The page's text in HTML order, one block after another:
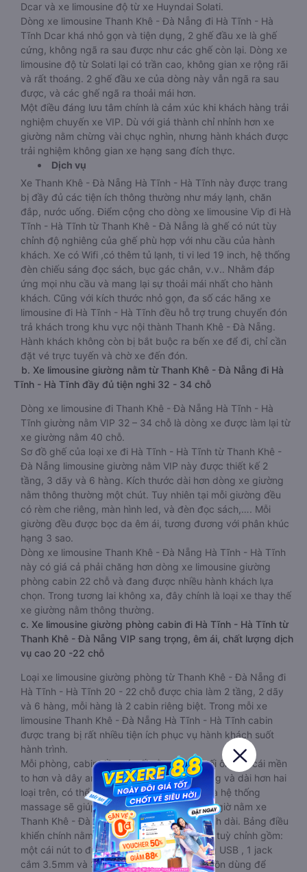
Dcar và xe limousine độ từ xe Huyndai Solati.
Dòng xe limousine Thanh Khê - Đà Nẵng đi Hà Tĩnh - Hà
Tĩnh Dcar khá nhỏ gọn và tiện dụng, 2 ghế đầu xe là ghế
cứng, không ngã ra sau được như các ghế còn lại. Dòng xe
limousine độ từ Solati lại có trần cao, không gian xe rộng rãi
và rất thoáng. 2 ghế đầu xe của dòng này vẫn ngã ra sau
được, và các ghế ngã ra thoải mái hơn.
Một điều đáng lưu tâm chính là cảm xúc khi khách hàng trải
nghiệm chuyến xe VIP. Dù với giá thành chỉ nhỉnh hơn xe
giường nằm chừng vài chục nghìn, nhưng hành khách được
trải nghiệm không gian xe hạng sang đích thực.
Dịch vụ
Xe Thanh Khê - Đà Nẵng Hà Tĩnh - Hà Tĩnh này được trang
bị đầy đủ các tiện ích thông thường như máy lạnh, chăn
đắp, nước uống. Điểm cộng cho dòng xe limousine Vip đi Hà
Tĩnh - Hà Tĩnh từ Thanh Khê - Đà Nẵng là ghế có nút tùy
chỉnh độ nghiêng của ghế phù hợp với nhu cầu của hành
khách. Xe có Wifi ,có thêm tủ lạnh, ti vi led 19 inch, hệ thống
đèn chiếu sáng đọc sách, bục gác chân, v.v.. Nhằm đáp
ứng mọi nhu cầu và mang lại sự thoải mái nhất cho hành
khách. Cũng với kích thước nhỏ gọn, đa số các hãng xe
limousine đi Hà Tĩnh - Hà Tĩnh đều hỗ trợ trung chuyển đón
trả khách trong khu vực nội thành Thanh Khê - Đà Nẵng.
Hành khách không còn bị bắt buộc ra bến xe để đi, chỉ cần
đặt vé trực tuyến và chờ xe đến đón.
b. Xe limousine giường nằm từ Thanh Khê - Đà Nẵng đi Hà
Tĩnh - Hà Tĩnh đầy đủ tiện nghi 32 - 34 chỗ
Dòng xe limousine đi Thanh Khê - Đà Nẵng Hà Tĩnh - Hà
Tĩnh giường nằm VIP 32 – 34 chỗ là dòng xe được làm lại từ
xe giường nằm 40 chỗ.
Sơ đồ ghế của loại xe đi Hà Tĩnh - Hà Tĩnh từ Thanh Khê -
Đà Nẵng limousine giường nằm VIP này được thiết kế 2
tầng, 3 dãy và 6 hàng. Kích thước dài hơn dòng xe giường
nằm thông thường một chút. Tuy nhiên tại mỗi giường đều
có rèm che riêng, màn hình led, và đèn đọc sách,…. Mỗi
giường đều được bọc da êm ái, tương đương với phân khúc
hạng 3 sao.
Dòng xe limousine Thanh Khê - Đà Nẵng Hà Tĩnh - Hà Tĩnh
này có giá cả phải chăng hơn dòng xe limousine giường
phòng cabin 22 chỗ và đang được nhiều hành khách lựa
chọn. Trong tương lai không xa, đây chính là loại xe thay thế
xe giường nằm thông thường.
c. Xe limousine giường phòng cabin đi Hà Tĩnh - Hà Tĩnh từ
Thanh Khê - Đà Nẵng VIP sang trọng, êm ái, chất lượng dịch
vụ cao 20 -22 chỗ
Loại xe limousine giường phòng từ Thanh Khê - Đà Nẵng đi
Hà Tĩnh - Hà Tĩnh 20 - 22 chỗ được chia làm 2 tầng, 2 dãy
và 6 hàng, mỗi hàng là 2 cabin riêng biệt. Trong mỗi xe
limousine Thanh Khê - Đà Nẵng Hà Tĩnh - Hà Tĩnh cabin
được trang bị rất nhiều tiện ích phục vụ hành khách suốt
hành trình.
Mỗi phòng, cabin đều có gối nằm rời, có gối ôm, có cái mền
to hơn và dây an toàn seat belt. Giường rộng và dài hơn hai
loại trên, có thể lăn lộn thoải mái. Đặc biệt là hệ thống
massage sẽ giúp bạn thư giãn trong những giờ nằm xe
Thanh Khê - Đà Nẵng đến Hà Tĩnh - Hà Tĩnh dài. Bảng điều
khiển chính nằm ngay cạnh đầu để tiện tay tuỳ chỉnh gồm:
một cái nút to đùng để gọi tiếp viên, 2 cổng USB , 1 jack
cắm 3.5mm và 3 cái nút có biểu tượng nguồn dùng để